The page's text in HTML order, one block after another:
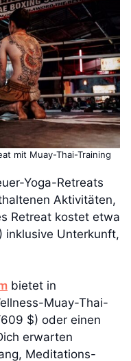
mit Muay-Thai-Training
Yoga-Retreats
Aktivitäten,
Retreat kostet etwa
inklusive Unterkunft,
bietet in
Muay-Thai-
$) oder einen
erwarten
Meditations-